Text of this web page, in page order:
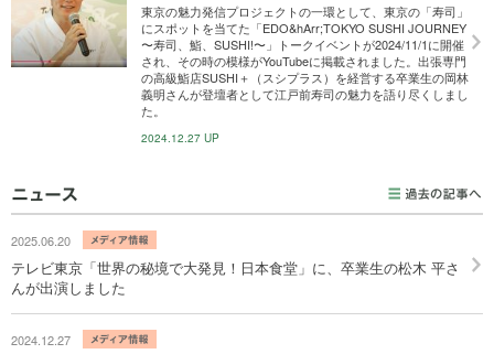
東京の魅力発信プロジェクトの一環として、東京の「寿司」
にスポットを当てた「EDO&hArr;TOKYO SUSHI JOURNEY
〜寿司、鮨、SUSHI!〜」トークイベントが2024/11/1に開催
され、その時の模様がYouTubeに掲載されました。出張専門
の高級鮨店SUSHI＋（スシプラス）を経営する卒業生の岡林
義明さんが登壇者として江戸前寿司の魅力を語り尽くしまし
た。
2024.12.27 UP
2025.06.20
テレビ東京「世界の秘境で大発見！日本食堂」に、卒業生の松木 平さ
んが出演しました
2024.12.27